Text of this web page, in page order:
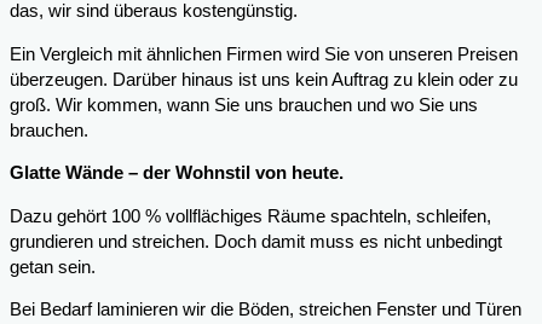
das, wir sind überaus kostengünstig.
Ein Vergleich mit ähnlichen Firmen wird Sie von unseren Preisen
überzeugen. Darüber hinaus ist uns kein Auftrag zu klein oder zu
groß. Wir kommen, wann Sie uns brauchen und wo Sie uns
brauchen.
Glatte Wände – der Wohnstil von heute.
Dazu gehört 100 % vollflächiges Räume spachteln, schleifen,
grundieren und streichen. Doch damit muss es nicht unbedingt
getan sein.
Bei Bedarf laminieren wir die Böden, streichen Fenster und Türen